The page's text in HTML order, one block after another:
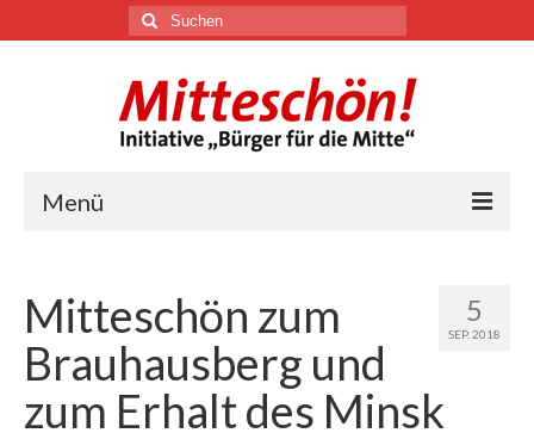
Suchen
nach:
Menü
Über uns
Themen
5
SEP. 2018
Mitteschön zum
Brauhausberg und
zum Erhalt des Minsk